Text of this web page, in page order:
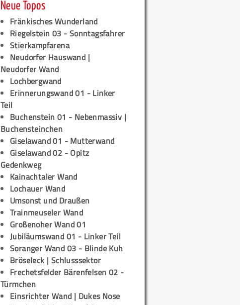
Neue Topos
Fränkisches Wunderland
Riegelstein 03 - Sonntagsfahrer
Stierkampfarena
Neudorfer Hauswand |
Neudorfer Wand
Lochbergwand
Erinnerungswand 01 - Linker
Teil
Buchenstein 01 - Nebenmassiv |
Buchensteinchen
Giselawand 01 - Mutterwand
Giselawand 02 - Opitz
Gedenkweg
Kainachtaler Wand
Lochauer Wand
Umsonst und Draußen
Trainmeuseler Wand
Großenoher Wand 01
Jubiläumswand 01 - Linker Teil
Soranger Wand 03 - Blinde Kuh
Bröseleck | Schlusssektor
Frechetsfelder Bärenfelsen 02 -
Türmchen
Einsrichter Wand | Dukes Nose